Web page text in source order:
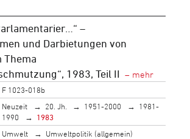
–
und Darbietungen von
Thema
1983, Teil II
F 1023-018b
Neuzeit 20. Jh. 1951-2000
1981-
1990
1983
Umwelt
Umweltpolitik (allgemein)